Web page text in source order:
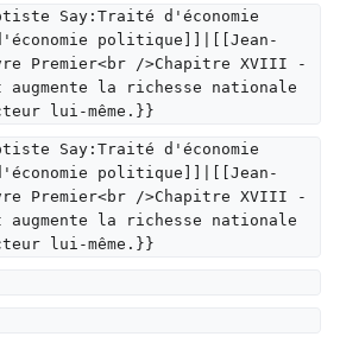
Say:Traité d'économie
politique]]|[[Jean-
Premier<br />Chapitre XVIII -
augmente la richesse nationale
lui-même.}}
Say:Traité d'économie
politique]]|[[Jean-
Premier<br />Chapitre XVIII -
augmente la richesse nationale
lui-même.}}